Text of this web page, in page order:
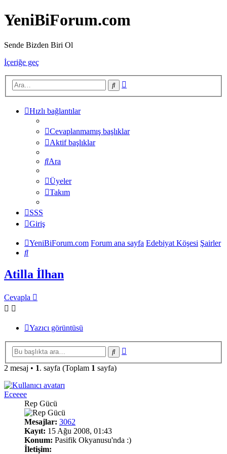
YeniBiForum.com
Sende Bizden Biri Ol
İçeriğe geç
Ara
Hızlı bağlantılar
Cevaplanmamış başlıklar
Aktif başlıklar
Ara
Üyeler
Takım
SSS
Giriş
YeniBiForum.com Forum ana sayfa Edebiyat Köşesi Şairler
Ara
Atilla İlhan
Cevapla
Yazıcı görüntüsü
Ara
2 mesaj • 1. sayfa (Toplam 1 sayfa)
Eceeee
Rep Gücü
Mesajlar: 3062
Kayıt: 15 Ağu 2008, 01:43
Konum: Pasifik Okyanusu'nda :)
İletişim: